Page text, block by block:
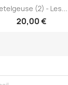
Anteprima
(2) - Les...
20,00 €